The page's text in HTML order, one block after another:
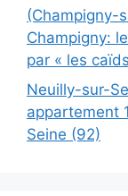
(Champigny-
Champigny:
par « les
Neuilly-sur-
appartement
Seine (92)